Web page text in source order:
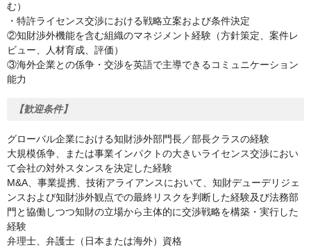
む）
・特許ライセンス交渉における戦略立案および条件決定
②知財渉外機能を含む組織のマネジメント経験（方針策定、案件レ
ビュー、人材育成、評価）
③海外企業との係争・交渉を英語で主導できるコミュニケーション
能力
【歓迎条件】
グローバル企業における知財渉外部門長／部長クラスの経験
大規模係争、または事業インパクトの大きいライセンス交渉におい
て会社の対外スタンスを決定した経験
M&A、事業提携、技術アライアンスにおいて、知財デューデリジェ
ンスおよび知財渉外観点での最終リスクを判断した経験及び法務部
門と協働しつつ知財の立場から主体的に交渉戦略を構築・実行した
経験
弁理士、弁護士（日本または海外）資格